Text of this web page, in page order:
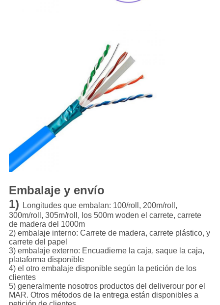
Embalaje y envío
1) Longitudes que embalan: 100/roll, 200m/roll,
300m/roll, 305m/roll, los 500m woden el carrete, carrete
de madera del 1000m
2) embalaje interno: Carrete de madera, carrete plástico, y
carrete del papel
3) embalaje externo: Encuadierne la caja, saque la caja,
plataforma disponible
4) el otro embalaje disponible según la petición de los
clientes
5) generalmente nosotros productos del deliverour por el
MAR. Otros métodos de la entrega están disponibles a